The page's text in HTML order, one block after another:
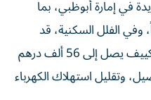
في إمارة أبوظبي، بما
وفي الفلل السكنية، قد
يحقق خفضاً في كلفة معدات التكييف يصل إلى 56 ألف درهم
وتقليل استهلاك الكهرباء